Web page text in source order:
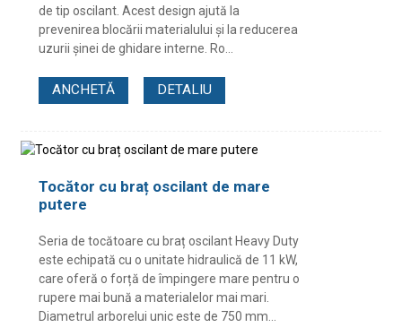
de tip oscilant. Acest design ajută la
prevenirea blocării materialului și la reducerea
uzurii șinei de ghidare interne. Ro...
ANCHETĂ DETALIU
Tocător cu braț oscilant de mare
putere
Seria de tocătoare cu braț oscilant Heavy Duty
este echipată cu o unitate hidraulică de 11 kW,
care oferă o forță de împingere mare pentru o
rupere mai bună a materialelor mai mari.
Diametrul arborelui unic este de 750 mm...